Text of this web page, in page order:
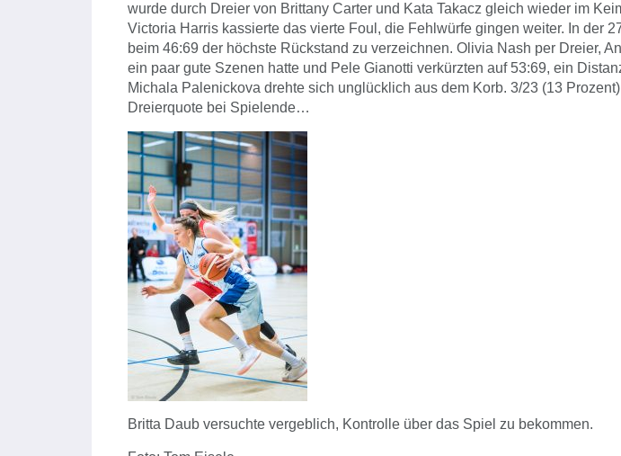
wurde durch Dreier von Brittany Carter und Kata Takacz gleich wieder im
Victoria Harris kassierte das vierte Foul, die Fehlwürfe gingen weiter. In der
beim 46:69 der höchste Rückstand zu verzeichnen. Olivia Nash per Dreier,
ein paar gute Szenen hatte und Pele Gianotti verkürzten auf 53:69, ein
Michala Palenickova drehte sich unglücklich aus dem Korb. 3/23 (13
Dreierquote bei Spielende…
Britta Daub versuchte vergeblich, Kontrolle über das Spiel zu bekommen.